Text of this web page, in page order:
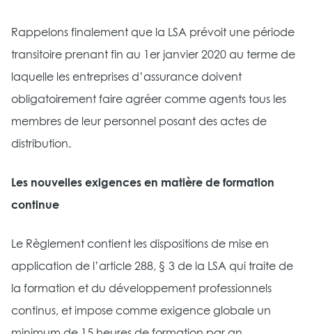
Rappelons finalement que la LSA prévoit une période
transitoire prenant fin au 1er janvier 2020 au terme de
laquelle les entreprises d’assurance doivent
obligatoirement faire agréer comme agents tous les
membres de leur personnel posant des actes de
distribution.
Les nouvelles exigences en matière de formation
continue
Le Règlement contient les dispositions de mise en
application de l’article 288, § 3 de la LSA qui traite de
la formation et du développement professionnels
continus, et impose comme exigence globale un